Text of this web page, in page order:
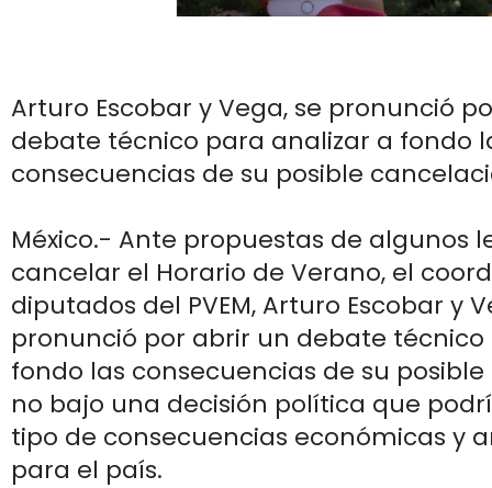
Arturo Escobar y Vega, se pronunció
debate técnico para analizar a fondo
consecuencias de su posible
México.- Ante propuestas de algunos
cancelar el Horario de Verano, el
diputados del PVEM, Arturo Escobar y
pronunció por abrir un debate
fondo las consecuencias de su
no bajo una decisión política que
tipo de consecuencias económicas y
para el país.